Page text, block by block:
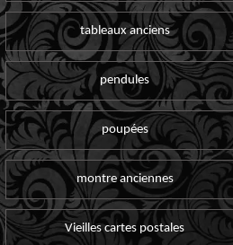
tableaux anciens
pendules
poupées
montre anciennes
Vieilles cartes postales